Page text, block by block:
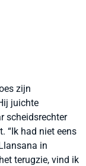
zijn
juichte
scheidsrechter
“Ik had niet eens
in
terugzie, vind ik